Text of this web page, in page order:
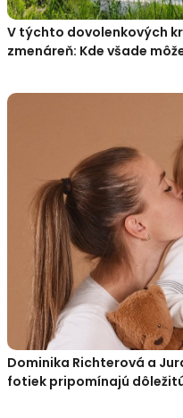
V týchto dovolenkových
zmenáreň: Kde všade
Dominika Richterová a
fotiek pripomínajú